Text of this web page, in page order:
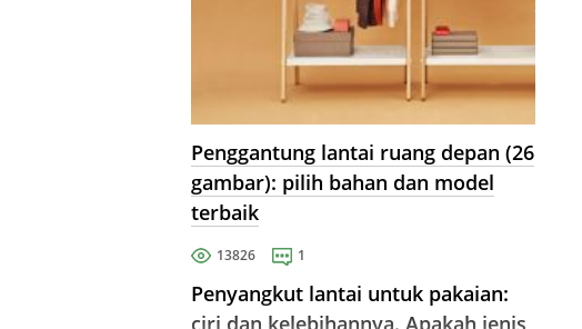
Penggantung lantai ruang depan (26
gambar): pilih bahan dan model
terbaik
13826 1
Penyangkut lantai untuk pakaian: